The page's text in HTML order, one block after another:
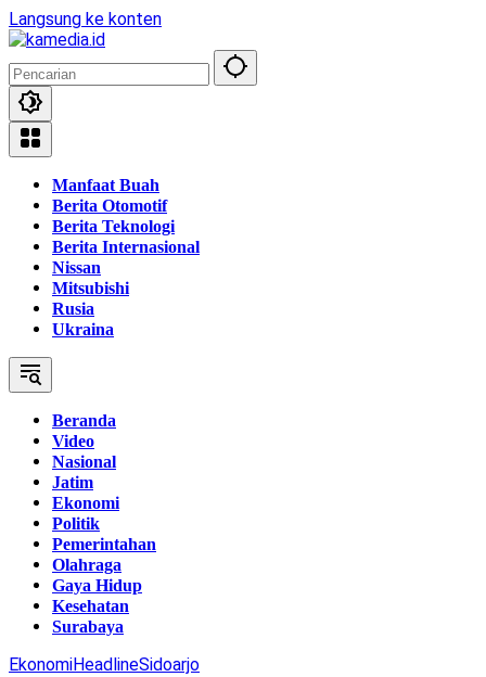
Langsung ke konten
Manfaat Buah
Berita Otomotif
Berita Teknologi
Berita Internasional
Nissan
Mitsubishi
Rusia
Ukraina
Beranda
Video
Nasional
Jatim
Ekonomi
Politik
Pemerintahan
Olahraga
Gaya Hidup
Kesehatan
Surabaya
EkonomiHeadlineSidoarjo